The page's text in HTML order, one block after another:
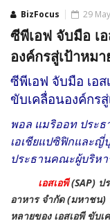
BizFocus 29
ซีพีเอฟ จับมือ เ
องค์กรสู่เป้าหม
ซีพีเอฟ จับมือ เอ
ขับเคลื่อนองค์กร
พอล แมริออท ประธ
เอเชียแปซิฟิกและญี่
ประธานคณะผู้บริหา
เอสเอพี(SAP) ป
อาหาร จำกัด (มหาชน
หลายของ เอสเอพี ขับ